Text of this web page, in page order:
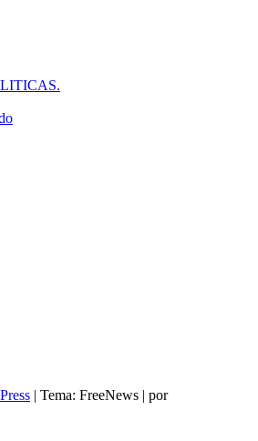
| Tema: FreeNews | por